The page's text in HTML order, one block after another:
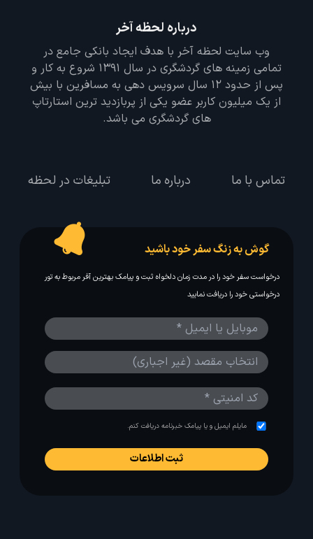
درباره لحظه آخر
وب سایت لحظه آخر با هدف ایجاد بانکی جامع در
تمامی زمینه های گردشگری در سال 1391 شروع به کار و
پس از حدود 12 سال سرویس دهی به مسافرین با بیش
از یک میلیون کاربر عضو یکی از پربازدید ترین استارتاپ
های گردشگری می باشد.
تماس با ما درباره ما تبلیغات در لحظه
گوش به زنگ سفر خود باشید
درخواست سفر خود را در مدت زمان دلخواه ثبت و پیامک بهترین آفر مربوط به تور
درخواستی خود را دریافت نمایید
مایلم ایمیل و یا پیامک خبرنامه دریافت کنم.